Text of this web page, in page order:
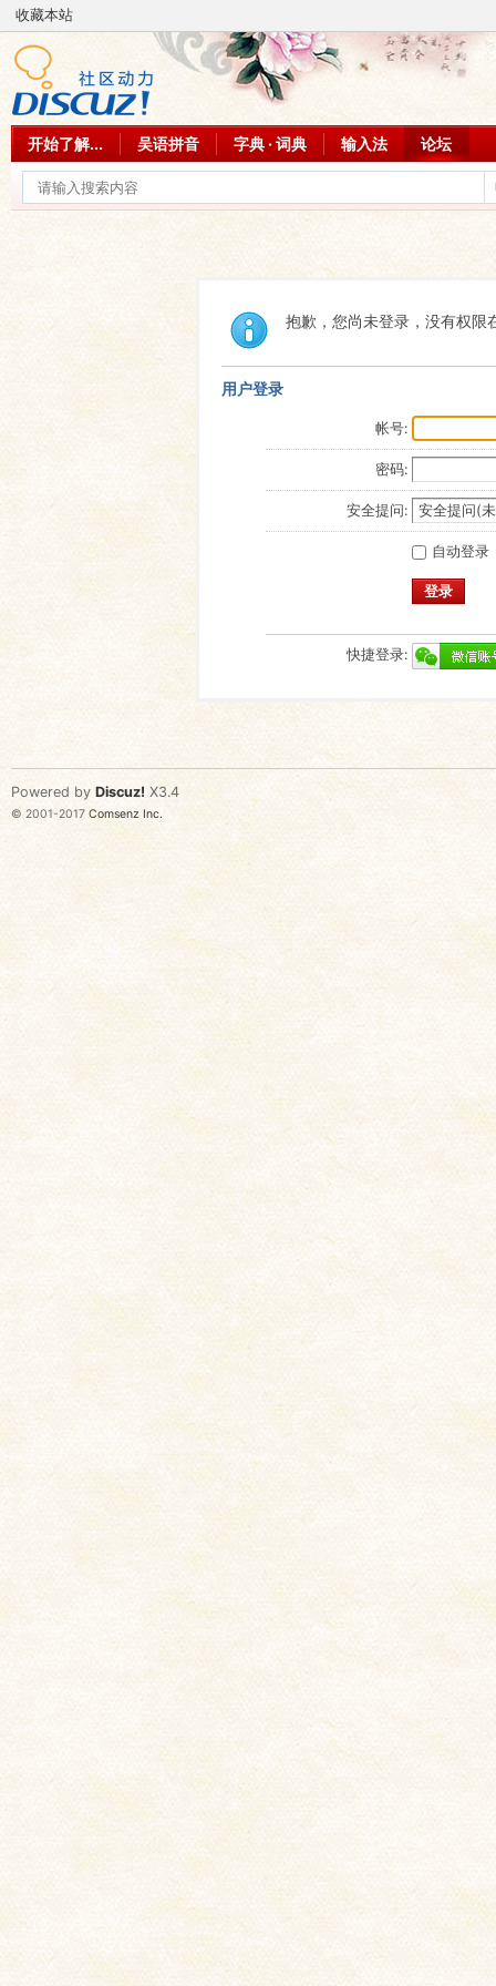
收藏本站
开始了解... 吴语拼音 字典 · 词典 输入法 论坛
抱歉，您尚未登录，没有权限
用户登录
帐号:
密码:
安全提问:
自动登录
登录
快捷登录:
Powered by Discuz! X3.4
© 2001-2017 Comsenz Inc.